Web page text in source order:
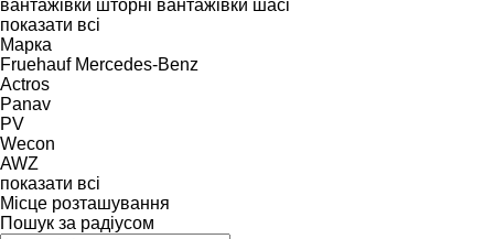
вантажівки шторні вантажівки шасі
показати всі
Марка
Fruehauf Mercedes-Benz
Actros
Panav
PV
Wecon
AWZ
показати всі
Місце розташування
Пошук за радіусом